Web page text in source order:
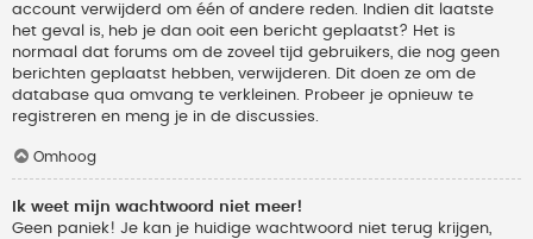
account verwijderd om één of andere reden. Indien dit laatste
het geval is, heb je dan ooit een bericht geplaatst? Het is
normaal dat forums om de zoveel tijd gebruikers, die nog geen
berichten geplaatst hebben, verwijderen. Dit doen ze om de
database qua omvang te verkleinen. Probeer je opnieuw te
registreren en meng je in de discussies.
Omhoog
Ik weet mijn wachtwoord niet meer!
Geen paniek! Je kan je huidige wachtwoord niet terug krijgen,